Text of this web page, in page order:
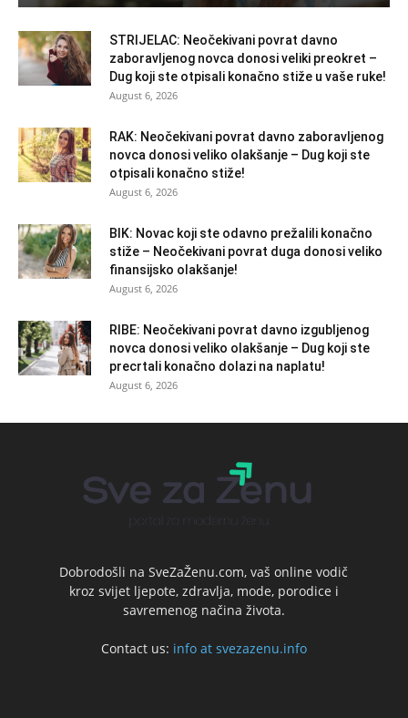
STRIJELAC: Neočekivani povrat davno
zaboravljenog novca donosi veliki preokret –
Dug koji ste otpisali konačno stiže u vaše ruke!
August 6, 2026
RAK: Neočekivani povrat davno zaboravljenog
novca donosi veliko olakšanje – Dug koji ste
otpisali konačno stiže!
August 6, 2026
BIK: Novac koji ste odavno prežalili konačno
stiže – Neočekivani povrat duga donosi veliko
finansijsko olakšanje!
August 6, 2026
RIBE: Neočekivani povrat davno izgubljenog
novca donosi veliko olakšanje – Dug koji ste
precrtali konačno dolazi na naplatu!
August 6, 2026
Dobrodošli na SveZaŽenu.com, vaš online vodič
kroz svijet ljepote, zdravlja, mode, porodice i
savremenog načina života.
Contact us: info at svezazenu.info